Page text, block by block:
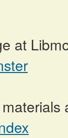
at